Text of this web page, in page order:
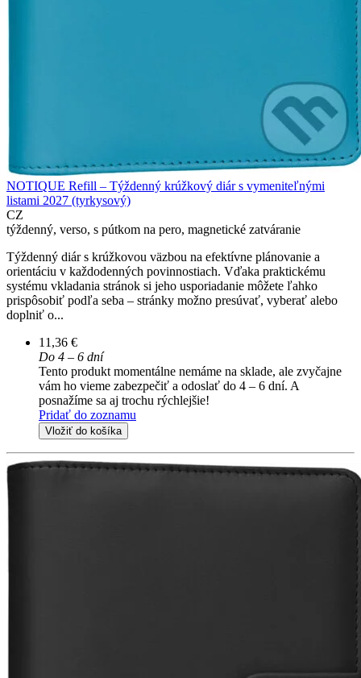
NOTIQUE Refill – Týždenný krúžkový diár s vymeniteľnými
listami 2027 (tyrkysový)
CZ
týždenný, verso, s pútkom na pero, magnetické zatváranie
Týždenný diár s krúžkovou väzbou na efektívne plánovanie a
orientáciu v každodenných povinnostiach. Vďaka praktickému
systému vkladania stránok si jeho usporiadanie môžete ľahko
prispôsobiť podľa seba – stránky možno presúvať, vyberať alebo
doplniť o...
11,36 €
Do 4 – 6 dní
Tento produkt momentálne nemáme na sklade, ale zvyčajne
vám ho vieme zabezpečiť a odoslať do 4 – 6 dní. A
posnažíme sa aj trochu rýchlejšie!
Pridať do zoznamu
Vložiť do košíka